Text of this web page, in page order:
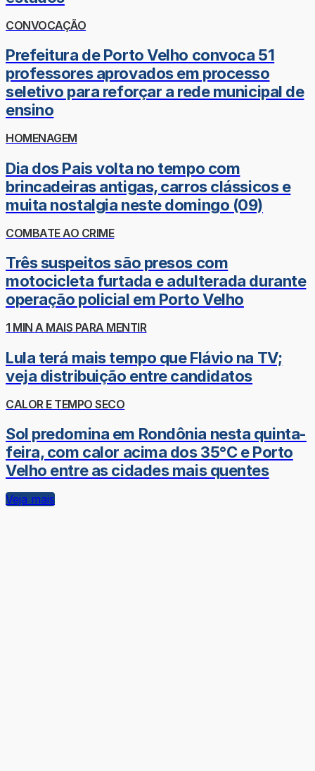
CONVOCAÇÃO
Prefeitura de Porto Velho convoca 51
professores aprovados em processo
seletivo para reforçar a rede municipal de
ensino
HOMENAGEM
Dia dos Pais volta no tempo com
brincadeiras antigas, carros clássicos e
muita nostalgia neste domingo (09)
COMBATE AO CRIME
Três suspeitos são presos com
motocicleta furtada e adulterada durante
operação policial em Porto Velho
1 MIN A MAIS PARA MENTIR
Lula terá mais tempo que Flávio na TV;
veja distribuição entre candidatos
CALOR E TEMPO SECO
Sol predomina em Rondônia nesta quinta-
feira, com calor acima dos 35°C e Porto
Velho entre as cidades mais quentes
Veja mais